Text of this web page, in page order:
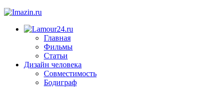
Главная
Фильмы
Статьи
Дизайн человека
Совместимость
Бодиграф